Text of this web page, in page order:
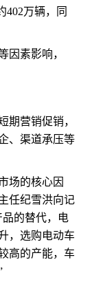
402万辆，同
素影响，
营销促销，
、渠道承压等
场的核心因
任纪雪洪向记
的替代，电
，选购电动车
高的产能，车